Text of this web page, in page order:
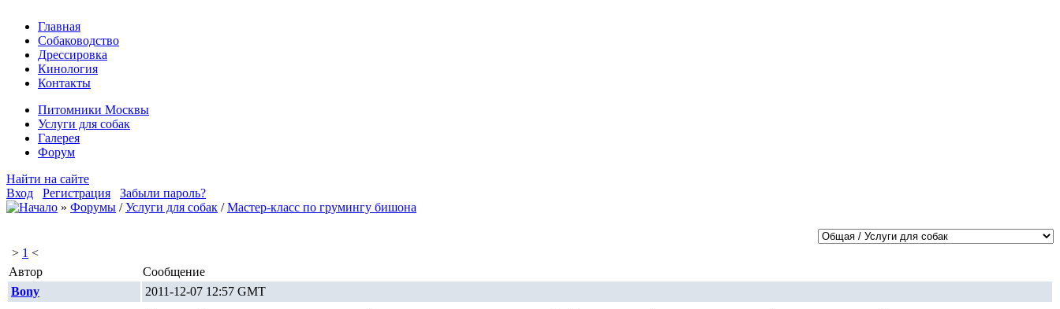
Главная
Собаководство
Дрессировка
Кинология
Контакты
Питомники Москвы
Услуги для собак
Галерея
Форум
Найти на сайте
Вход
Регистрация
Забыли пароль?
» Форумы /Услуги для собак /Мастер-класс по грумингу бишона
> 1 <
Автор
Сообщение
Bony
2011-12-07 12:57 GMT